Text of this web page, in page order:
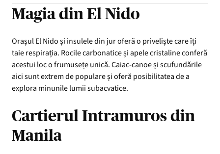
Magia din El Nido
Orașul El Nido și insulele din jur oferă o priveliște care îți
taie respirația. Rocile carbonatice și apele cristaline conferă
acestui loc o frumusețe unică. Caiac-canoe și scufundările
aici sunt extrem de populare și oferă posibilitatea de a
explora minunile lumii subacvatice.
Cartierul Intramuros din
Manila